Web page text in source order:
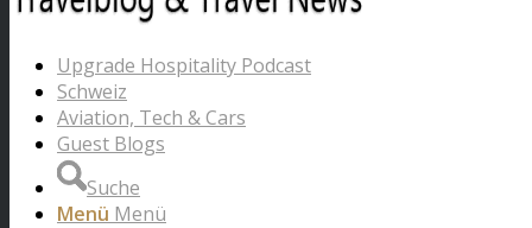
Upgrade Hospitality Podcast
Schweiz
Aviation, Tech & Cars
Guest Blogs
Suche
Menü Menü